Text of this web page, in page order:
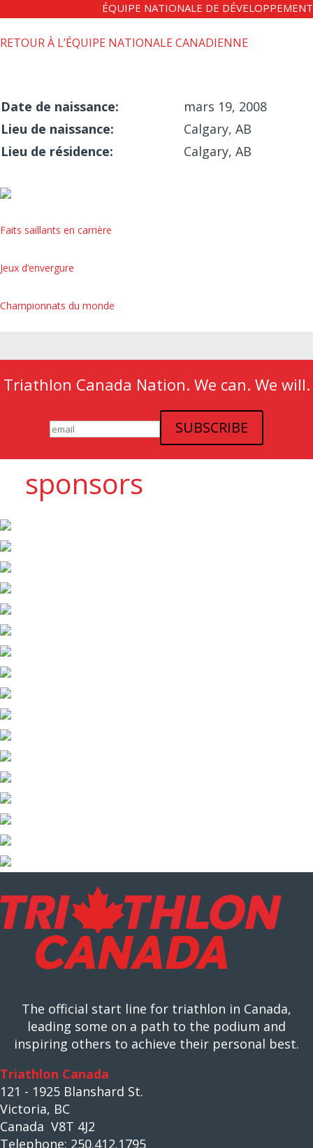
ÉQUIPE NATIONALE DE DÉVELOPPEMENT
RETOUR À L’ÉQUIPE NATIONALE CANADIENNE
Date de naissance:
mars 19, 2008
Lieu de naissance:
Calgary, AB
Lieu de résidence:
Calgary, AB
Faits saillants en carrière
Jeux d’envergure
Championnats du monde
Triathlon Canada Nation. We can. We will.
sponsors
The official start line for triathlon in Canada,
leading some on a path to the podium and
inspiring others to achieve their personal best.
Triathlon Canada
121 - 1925 Blanshard St.
Victoria, BC
Canada V8T 4J2
Telephone: 250.412.1795